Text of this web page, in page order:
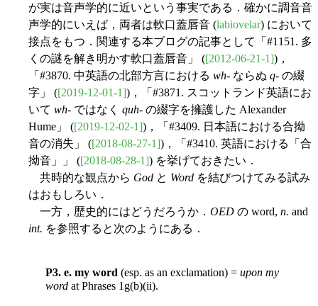
が実は音声学的に近いという事実である．確かに調音音
声学的にいえば，両者は軟口蓋唇音 (labiovelar) において
接点をもつ．関連する本ブログの記事として「#1151. 多
くの謎を解き明かす軟口蓋唇音」 ([2012-06-21-1])，
「#3870. 中英語の北部方言における wh- ならぬ q- の綴
字」 ([2019-12-01-1])，「#3871. スコットランド英語にお
いて wh- ではなく quh- の綴字を擁護した Alexander
Hume」 ([2019-12-02-1])，「#3409. 日本語における合拗
音の消失」 ([2018-08-27-1])，「#3410. 英語における「合
拗音」」 ([2018-08-28-1]) を挙げておきたい．
共時的な観点から God と Word を結びつけてみる試み
はおもしろい．
一方，歴史的にはどうだろうか． OED の word, n. and
int. を参照すると次のようにある．
P3. e. my word (esp. as an exclamation) = upon my
word at Phrases 1g(b)(ii).